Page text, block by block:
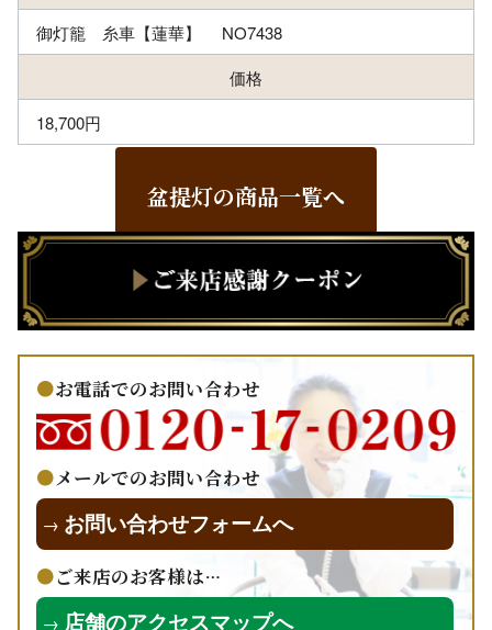
御灯籠 糸車【蓮華】 NO7438
価格
18,700円
盆提灯の商品一覧へ
お電話でのお問い合わせ
メールでのお問い合わせ
→ お問い合わせフォームへ
ご来店のお客様は…
→ 店舗のアクセスマップへ